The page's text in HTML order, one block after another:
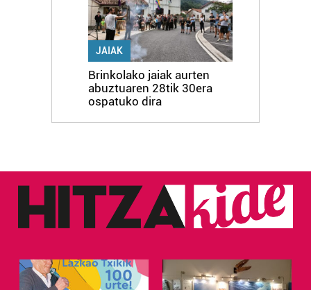
JAIAK
Brinkolako jaiak aurten
abuztuaren 28tik 30era
ospatuko dira